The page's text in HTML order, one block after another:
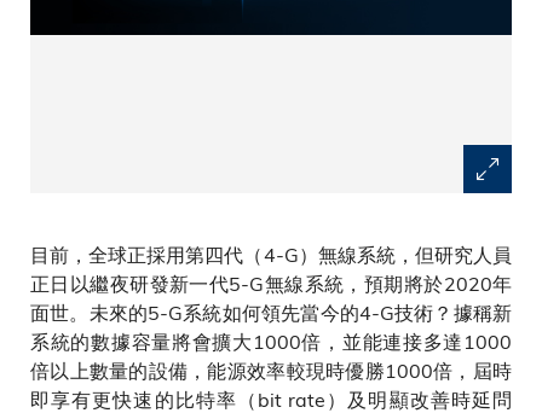
目前，全球正採用第四代（4-G）無線系統，但研究人員
正日以繼夜研發新一代5-G無線系統，預期將於2020年
面世。未來的5-G系統如何領先當今的4-G技術？據稱新
系統的數據容量將會擴大1000倍，並能連接多達1000
倍以上數量的設備，能源效率較現時優勝1000倍，屆時
即享有更快速的比特率（bit rate）及明顯改善時延問